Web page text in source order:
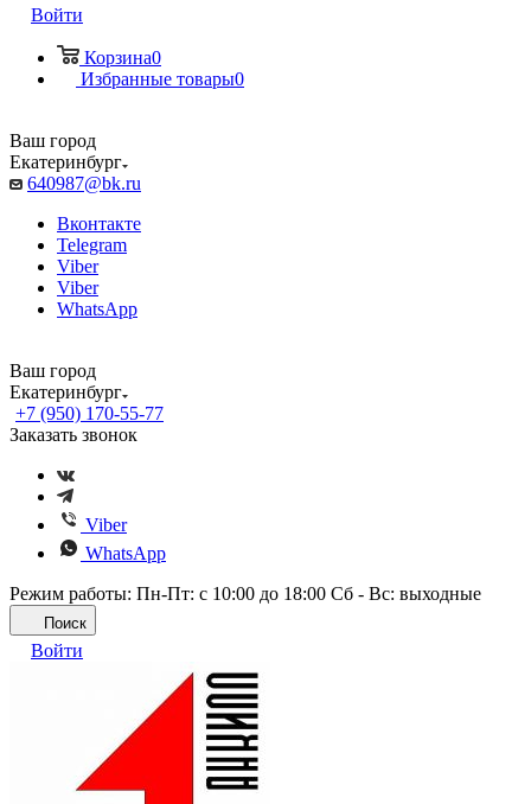
Войти
Корзина0
Избранные товары0
Ваш город
Екатеринбург
640987@bk.ru
Вконтакте
Telegram
Viber
Viber
WhatsApp
Ваш город
Екатеринбург
+7 (950) 170-55-77
Заказать звонок
Viber
WhatsApp
Режим работы: Пн-Пт: с 10:00 до 18:00 Сб - Вс: выходные
Поиск
Войти